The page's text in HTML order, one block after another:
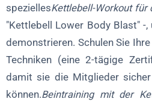
speziellesKettlebell-Workout für
"Kettlebell Lower Body Blast" -
demonstrieren. Schulen Sie
Techniken (eine 2-tägige
damit sie die Mitglieder
können.Beintraining mit der